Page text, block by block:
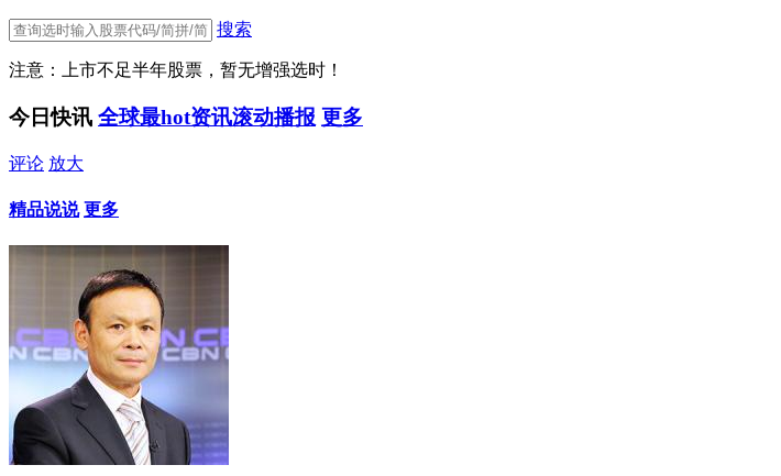
搜索
注意：上市不足半年股票，暂无增强选时！
今日快讯 全球最hot资讯滚动播报 更多
评论 放大
精品说说 更多